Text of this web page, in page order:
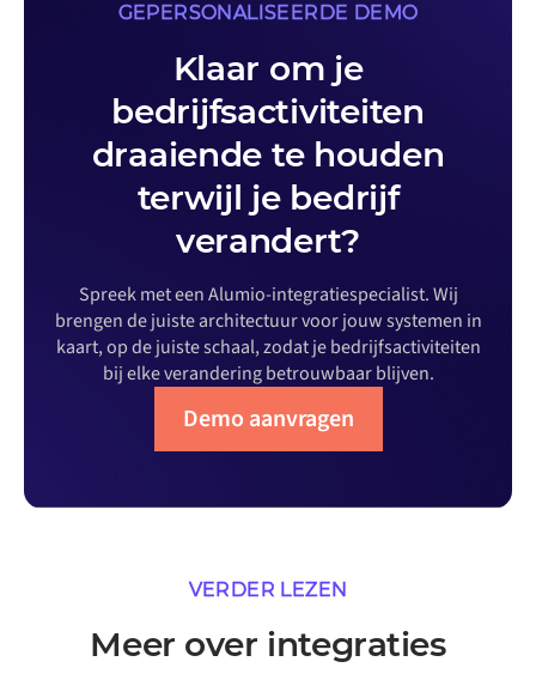
GEPERSONALISEERDE DEMO
Klaar om je
bedrijfsactiviteiten
draaiende te houden
terwijl je bedrijf
verandert?
Spreek met een Alumio-integratiespecialist. Wij
brengen de juiste architectuur voor jouw systemen in
kaart, op de juiste schaal, zodat je bedrijfsactiviteiten
bij elke verandering betrouwbaar blijven.
Demo aanvragen
VERDER LEZEN
Meer over integraties